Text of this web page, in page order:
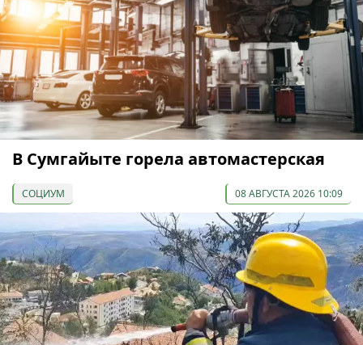
В Сумгайыте горела автомастерская
СОЦИУМ 08 АВГУСТА 2026 10:09